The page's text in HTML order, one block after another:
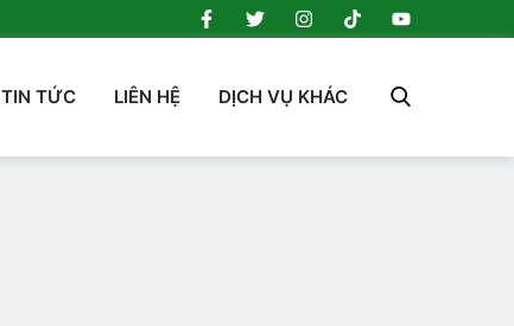
TIN TỨC LIÊN HỆ DỊCH VỤ KHÁC